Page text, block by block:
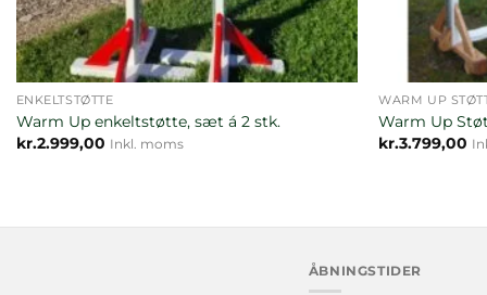
ENKELTSTØTTE
Warm Up enkeltstøtte, sæt á 2 stk.
kr.2.999,00 Inkl. moms
WARM UP
Warm Up
kr.3.799,00
ÅBNINGSTIDER